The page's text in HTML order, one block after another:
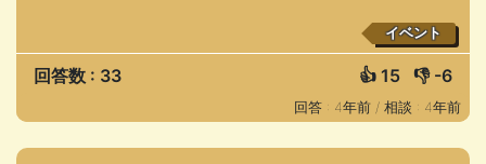
イベント
回答数 : 33 👍 15 👎 -6
回答 : 4年前 / 相談 : 4年前